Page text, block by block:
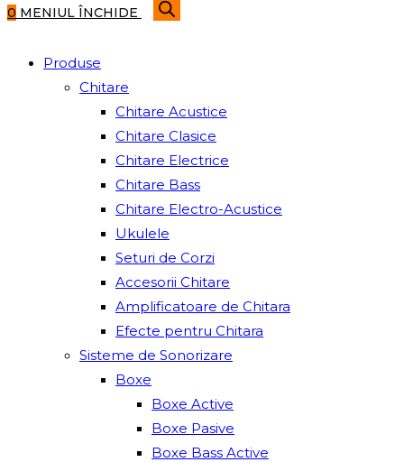
0 MENIUL ÎNCHIDE
search
Produse
Chitare
Chitare Acustice
Chitare Clasice
Chitare Electrice
Chitare Bass
Chitare Electro-Acustice
Ukulele
Seturi de Corzi
Accesorii Chitare
Amplificatoare de Chitara
Efecte pentru Chitara
Sisteme de Sonorizare
Boxe
Boxe Active
Boxe Pasive
Boxe Bass Active